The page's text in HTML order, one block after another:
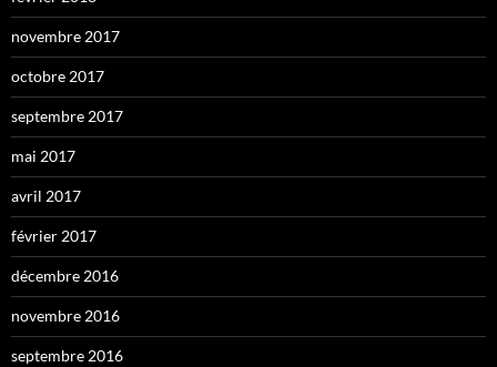
novembre 2017
octobre 2017
septembre 2017
mai 2017
avril 2017
février 2017
décembre 2016
novembre 2016
septembre 2016